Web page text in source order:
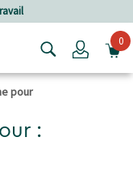
Login0
pour
: